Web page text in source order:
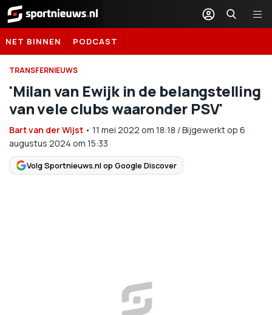
Sportnieuws.nl
NET BINNEN PODCAST
TRANSFERNIEUWS
'Milan van Ewijk in de belangstelling
van vele clubs waaronder PSV'
Bart van der Wijst • 11 mei 2022 om 18:18 /Bijgewerkt op 6
augustus 2024 om 15:33
Volg Sportnieuws.nl op Google Discover